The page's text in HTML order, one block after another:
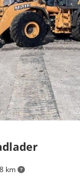
km